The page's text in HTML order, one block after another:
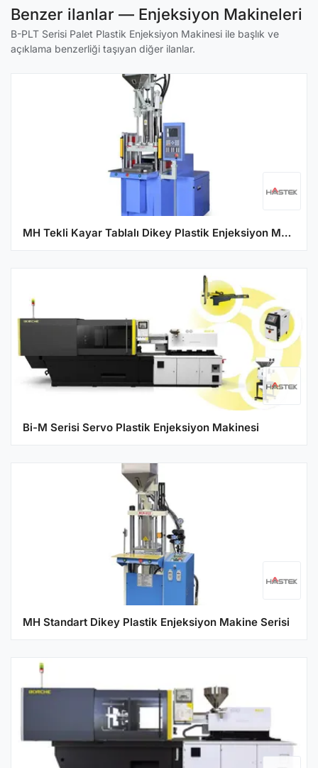
Benzer ilanlar — Enjeksiyon Makineleri
B-PLT Serisi Palet Plastik Enjeksiyon Makinesi ile başlık ve
açıklama benzerliği taşıyan diğer ilanlar.
MH Tekli Kayar Tablalı Dikey Plastik Enjeksiyon Makine Serisi
Bi-M Serisi Servo Plastik Enjeksiyon Makinesi
MH Standart Dikey Plastik Enjeksiyon Makine Serisi